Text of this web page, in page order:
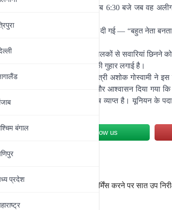
बंगाल
प्रदेश
कि 21 जून 2025 की सुबह करीब 6:30 बजे जब वह
गाड़ी से खींचकर बेरहमी से पीटा।
छीन लिए। जाते-जाते धमकी दी गई — “बहुत नेता बनता
सेवा से जुड़े एजेंट हैं, जो ई-ऑटो चालकों से सवारियां छिनने
दोषियों के विरुद्ध कड़ी कार्रवाई की गुहार लगाई है।
चालक यूनियन के प्रदेश महामंत्री अशोक गोस्वामी ने
चालकों को संगठन से जोड़ा गया और आश्वासन दिया गया
के बाद ऑटो चालकों में भारी रोष व्याप्त है। यूनियन के
Follow us
बेहतर परफॉर्मेंस करने पर सात उप